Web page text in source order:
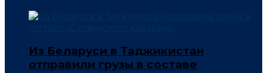
Из Беларуси в Таджикистан
отправили грузы в составе